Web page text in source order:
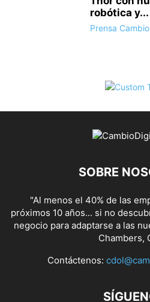
robótica y...
Prensa
SOBRE
"Al menos el 40% de las
próximos 10 años... si no
negocio para adaptarse a las
Chambers,
Contáctenos: